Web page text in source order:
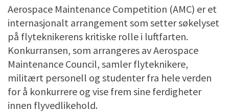
Aerospace Maintenance Competition (AMC) er et
internasjonalt arrangement som setter søkelyset
på flyteknikerens kritiske rolle i luftfarten.
Konkurransen, som arrangeres av Aerospace
Maintenance Council, samler flyteknikere,
militært personell og studenter fra hele verden
for å konkurrere og vise frem sine ferdigheter
innen flyvedlikehold.